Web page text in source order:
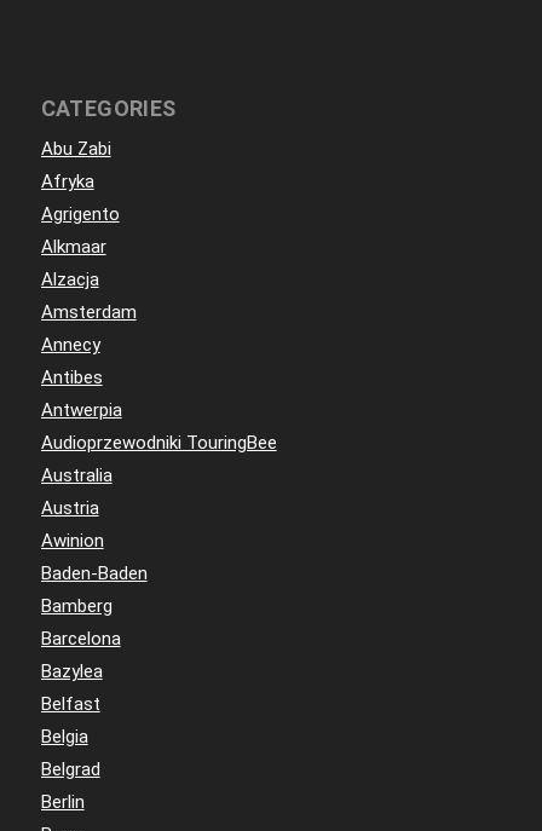
CATEGORIES
Abu Zabi
Afryka
Agrigento
Alkmaar
Alzacja
Amsterdam
Annecy
Antibes
Antwerpia
Audioprzewodniki TouringBee
Australia
Austria
Awinion
Baden-Baden
Bamberg
Barcelona
Bazylea
Belfast
Belgia
Belgrad
Berlin